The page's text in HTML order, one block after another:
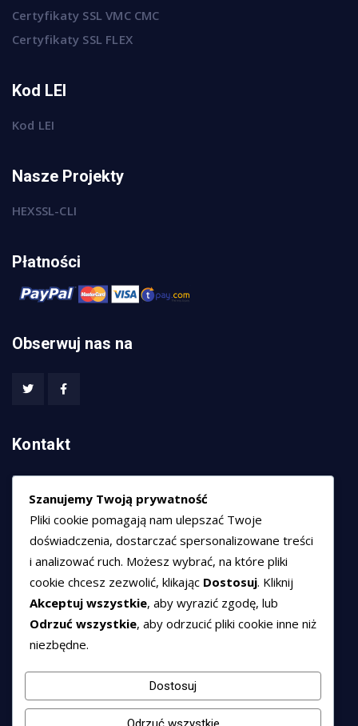
Certyfikaty SSL VMC CMC
Certyfikaty SSL FLEX
Kod LEI
Kod LEI
Nasze Projekty
HEXSSL-CLI
Płatności
Obserwuj nas na
Kontakt
HEXCOM NETWORKS sp. z o.o.
ul. Marsz. Józefa Piłsudskiego 74/320,
50-020 Wrocław
+48 789 594 102
sprzedaz@hexssl.pl
Dokumenty
Polityka cookies
Szanujemy Twoją prywatność
Pliki cookie pomagają nam ulepszać Twoje
doświadczenia, dostarczać spersonalizowane treści
i analizować ruch. Możesz wybrać, na które pliki
cookie chcesz zezwolić, klikając Dostosuj. Kliknij
Akceptuj wszystkie, aby wyrazić zgodę, lub
Odrzuć wszystkie, aby odrzucić pliki cookie inne niż
niezbędne.
Dostosuj